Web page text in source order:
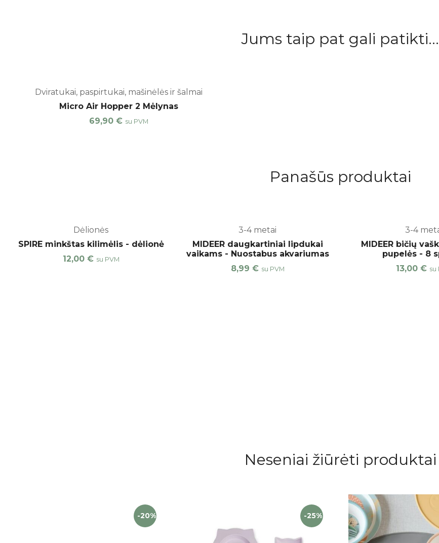
Jums taip pat gali patikti...
išankstinis užsakymas
Dviratukai, paspirtukai, mašinėlės ir šalmai
Micro Air Hopper 2 Mėlynas
69,90 € su PVM
Panašūs produktai
Dėlionės
SPIRE minkštas kilimėlis - dėlionė
12,00 € su PVM
3-4 metai
MIDEER daugkartiniai lipdukai
vaikams - Nuostabus akvariumas
8,99 € su PVM
3-4
MIDEER bičių
pupelės - 8
13,00 € su
Neseniai žiūrėti produktai
-20% -25%